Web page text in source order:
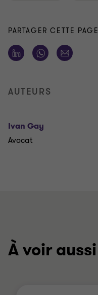
PARTAGER CETTE PAGE
AUTEURS
Ivan Gay
Avocat
À voir aussi